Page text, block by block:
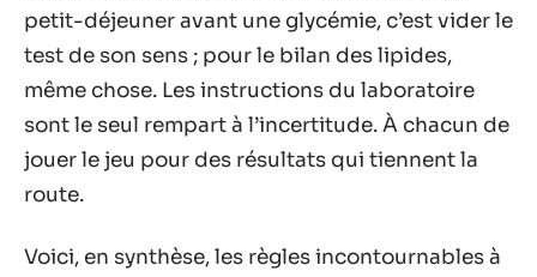
petit-déjeuner avant une glycémie, c’est vider le
test de son sens ; pour le bilan des lipides,
même chose. Les instructions du laboratoire
sont le seul rempart à l’incertitude. À chacun de
jouer le jeu pour des résultats qui tiennent la
route.
Voici, en synthèse, les règles incontournables à